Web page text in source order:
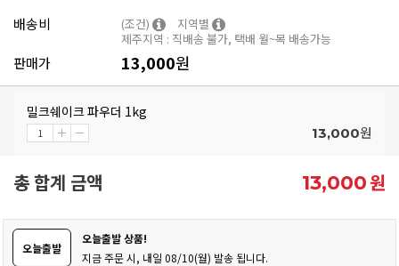
배송비 (조건)
지역별
제주지역 : 직배송 불가, 택배 월~목 배송가능
판매가 13,000원
밀크쉐이크 파우더 1kg
13,000원
총 합계 금액 13,000원
오늘출발
오늘출발 상품!
지금 주문 시, 내일 08/10(월) 발송 됩니다.